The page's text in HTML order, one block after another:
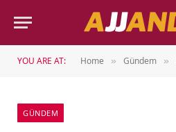
YOU ARE AT: Home » Gündem »
GÜNDEM